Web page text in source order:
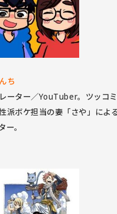
ち
ーター／YouTuber。ツッコ
派ボケ担当の妻「さや」によ
ー。